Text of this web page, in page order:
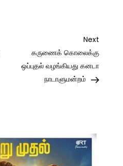
Next
Post
Next
கருணைக் கொலைக்கு
ஒப்புதல் வழங்கியது கனடா
நாடாளுமன்றம்